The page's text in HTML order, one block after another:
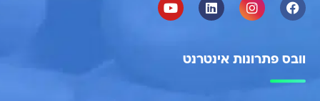
וובס פתרונות אינטרנט